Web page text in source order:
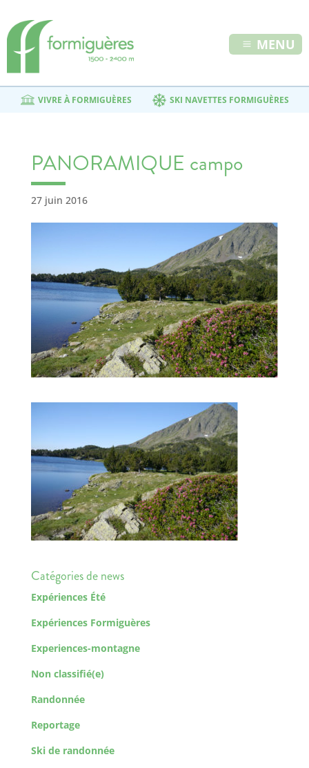
MENU
VIVRE À FORMIGUÈRES SKI NAVETTES FORMIGUÈRES
PANORAMIQUE campo
27 juin 2016
Catégories de news
Expériences Été
Expériences Formiguères
Experiences-montagne
Non classifié(e)
Randonnée
Reportage
Ski de randonnée